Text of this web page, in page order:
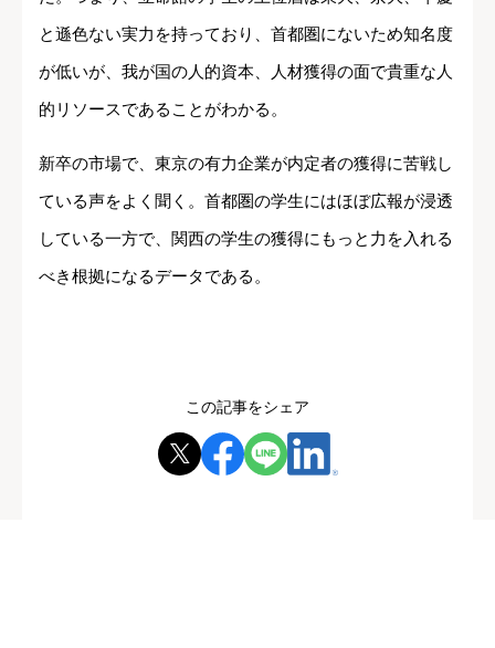
と遜色ない実力を持っており、首都圏にないため知名度
が低いが、我が国の人的資本、人材獲得の面で貴重な人
的リソースであることがわかる。
新卒の市場で、東京の有力企業が内定者の獲得に苦戦し
ている声をよく聞く。首都圏の学生にはほぼ広報が浸透
している一方で、関西の学生の獲得にもっと力を入れる
べき根拠になるデータである。
この記事をシェア